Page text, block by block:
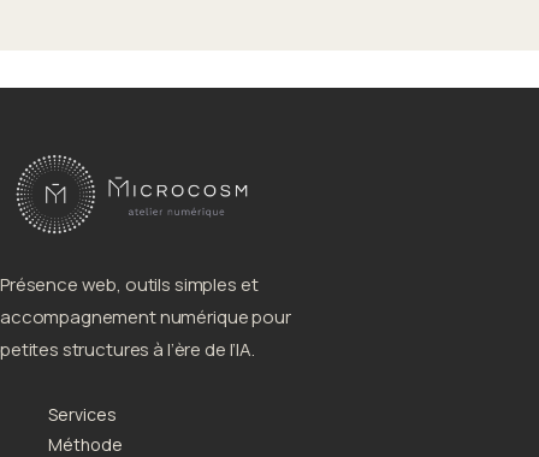
Présence web, outils simples et
accompagnement numérique pour
petites structures à l’ère de l’IA.
Services
Méthode